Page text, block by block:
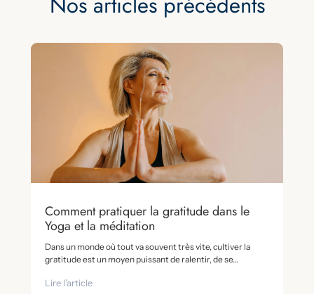
Comment pratiquer la gratitude dans le
Yoga et la méditation
Dans un monde où tout va souvent très vite, cultiver la
gratitude est un moyen puissant de ralentir, de se…
Lire l’article